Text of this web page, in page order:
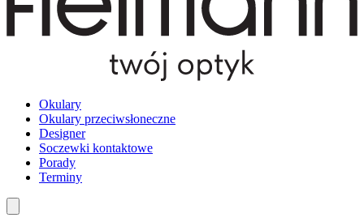
Okulary
Okulary przeciwsłoneczne
Designer
Soczewki kontaktowe
Porady
Terminy